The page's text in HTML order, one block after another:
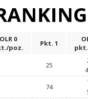
OLR 0
poz.
Pkt. 1
25
74